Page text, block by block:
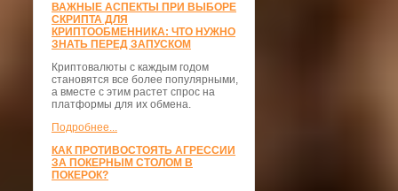
ВАЖНЫЕ АСПЕКТЫ ПРИ ВЫБОРЕ
СКРИПТА ДЛЯ
КРИПТООБМЕННИКА: ЧТО НУЖНО
ЗНАТЬ ПЕРЕД ЗАПУСКОМ
Криптовалюты с каждым годом
становятся все более популярными,
а вместе с этим растет спрос на
платформы для их обмена.
Подробнее...
КАК ПРОТИВОСТОЯТЬ АГРЕССИИ
ЗА ПОКЕРНЫМ СТОЛОМ В
ПОКЕРОК?